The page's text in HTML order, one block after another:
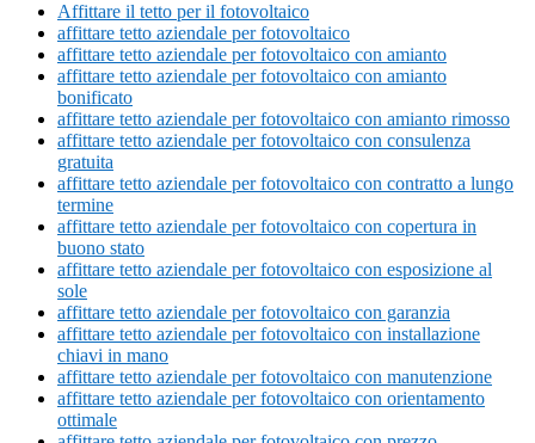
Affittare il tetto per il fotovoltaico
affittare tetto aziendale per fotovoltaico
affittare tetto aziendale per fotovoltaico con amianto
affittare tetto aziendale per fotovoltaico con amianto
bonificato
affittare tetto aziendale per fotovoltaico con amianto rimosso
affittare tetto aziendale per fotovoltaico con consulenza
gratuita
affittare tetto aziendale per fotovoltaico con contratto a lungo
termine
affittare tetto aziendale per fotovoltaico con copertura in
buono stato
affittare tetto aziendale per fotovoltaico con esposizione al
sole
affittare tetto aziendale per fotovoltaico con garanzia
affittare tetto aziendale per fotovoltaico con installazione
chiavi in mano
affittare tetto aziendale per fotovoltaico con manutenzione
affittare tetto aziendale per fotovoltaico con orientamento
ottimale